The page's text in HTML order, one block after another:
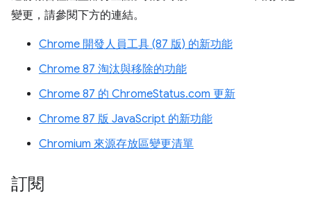
變更，請參閱下方的連結。
Chrome 開發人員工具 (87 版) 的新功能
Chrome 87 淘汰與移除的功能
Chrome 87 的 ChromeStatus.com 更新
Chrome 87 版 JavaScript 的新功能
Chromium 來源存放區變更清單
訂閱